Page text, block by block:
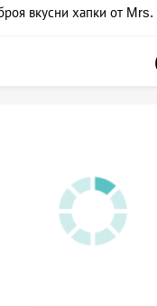
вкусни хапки от